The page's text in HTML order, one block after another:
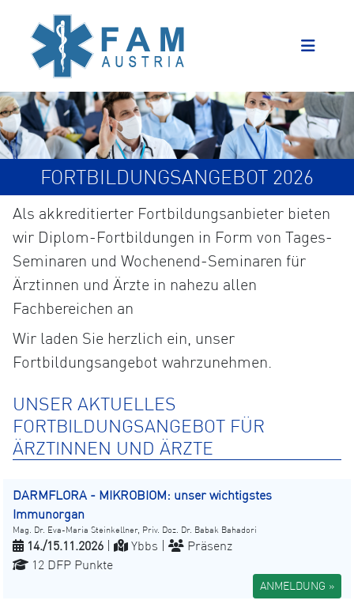
FORTBILDUNGSANGEBOT 2026
Als akkreditierter Fortbildungsanbieter bieten
wir Diplom-Fortbildungen in Form von Tages-
Seminaren und Wochenend-Seminaren für
Ärztinnen und Ärzte in nahezu allen
Fachbereichen an
Wir laden Sie herzlich ein, unser
Fortbildungsangebot wahrzunehmen.
UNSER AKTUELLES
FORTBILDUNGSANGEBOT FÜR
ÄRZTINNEN UND ÄRZTE
DARMFLORA - MIKROBIOM: unser wichtigstes
Immunorgan
Mag. Dr. Eva-Maria Steinkellner, Priv. Doz. Dr. Babak Bahadori
14./15.11.2026 Ybbs |
Präsenz
12 DFP Punkte
ANMELDUNG »